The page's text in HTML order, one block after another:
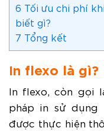
6 Tối ưu chi phí
biết gì?
7 Tổng kết
In flexo là gì?
In flexo, còn gọi
pháp in sử dụng
được thực hiện